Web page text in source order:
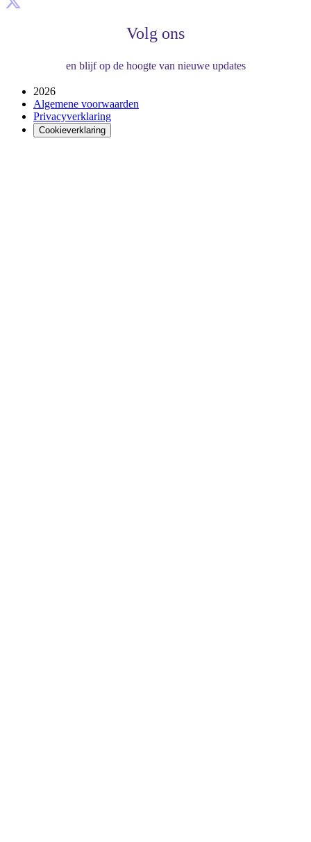
Volg ons
en blijf op de hoogte van nieuwe updates
2026
Algemene voorwaarden
Privacyverklaring
Cookieverklaring